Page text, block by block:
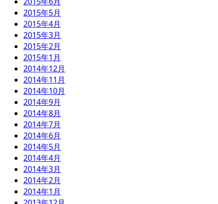
2015年5月
2015年4月
2015年3月
2015年2月
2015年1月
2014年12月
2014年11月
2014年10月
2014年9月
2014年8月
2014年7月
2014年6月
2014年5月
2014年4月
2014年3月
2014年2月
2014年1月